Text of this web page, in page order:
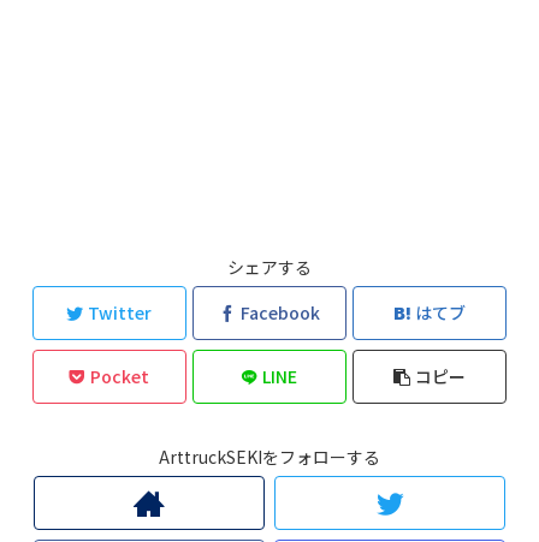
シェアする
Twitter
Facebook はてブ
Pocket LINE コピー
ArttruckSEKIをフォローする